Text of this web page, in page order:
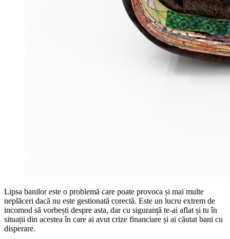
Lipsa banilor este o problemă care poate provoca și mai multe
neplăceri dacă nu este gestionată corectă. Este un lucru extrem de
incomod să vorbești despre asta, dar cu siguranță te-ai aflat și tu în
situații din acestea în care ai avut crize financiare și ai căutat bani cu
disperare.